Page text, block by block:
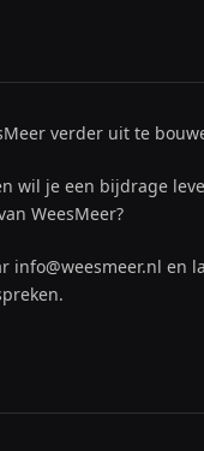
verder uit te
wil je een bijdrage
WeesMeer?
info@weesmeer.nl en